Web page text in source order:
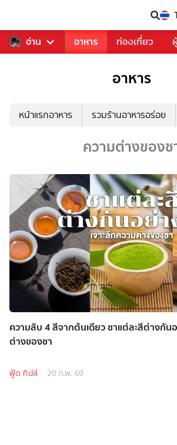
อ่าน
รวงการเพลง อาหาร ท่องเที่ยว
อาหาร
หน้าแรกอาหาร รวมร้านอาหารอร่อย
ความต่างของช
ความลับ 4 สีจากต้นเดียว ชาแต่ละสีต่างกันอ
ต่างของชา
ฟู้ด ทิปส์ 20 ก.พ. 69